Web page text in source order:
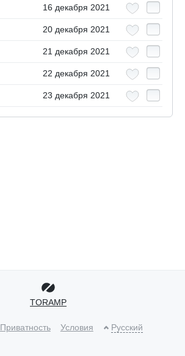
16 декабря 2021
20 декабря 2021
21 декабря 2021
22 декабря 2021
23 декабря 2021
TORAMP
Приватность Условия Русский